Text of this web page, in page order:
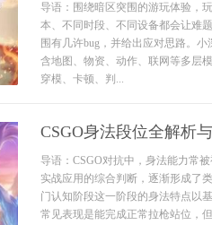
导语：围绕暗区突围的游玩体验，
本、不同时段、不同设备都会让难
围有几许bug，并给出应对思路。
含地图、物资、动作、联网等多层
穿模、卡顿、判...
CSGO身法段位全解析
导语：CSGO对抗中，身法能力常
实战应用的综合判断，逐渐形成了
门认知阶段这一阶段的身法特点以
常见表现是能完成正常拉枪站位，